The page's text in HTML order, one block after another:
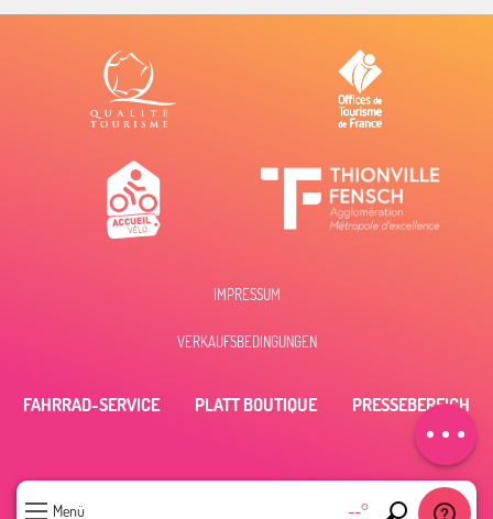
Menü --°
Per E-Mail
kontaktieren
IMPRESSUM
VERKAUFSBEDINGUNGEN
FAHRRAD-SERVICE PLATT BOUTIQUE PRESSEBEREICH